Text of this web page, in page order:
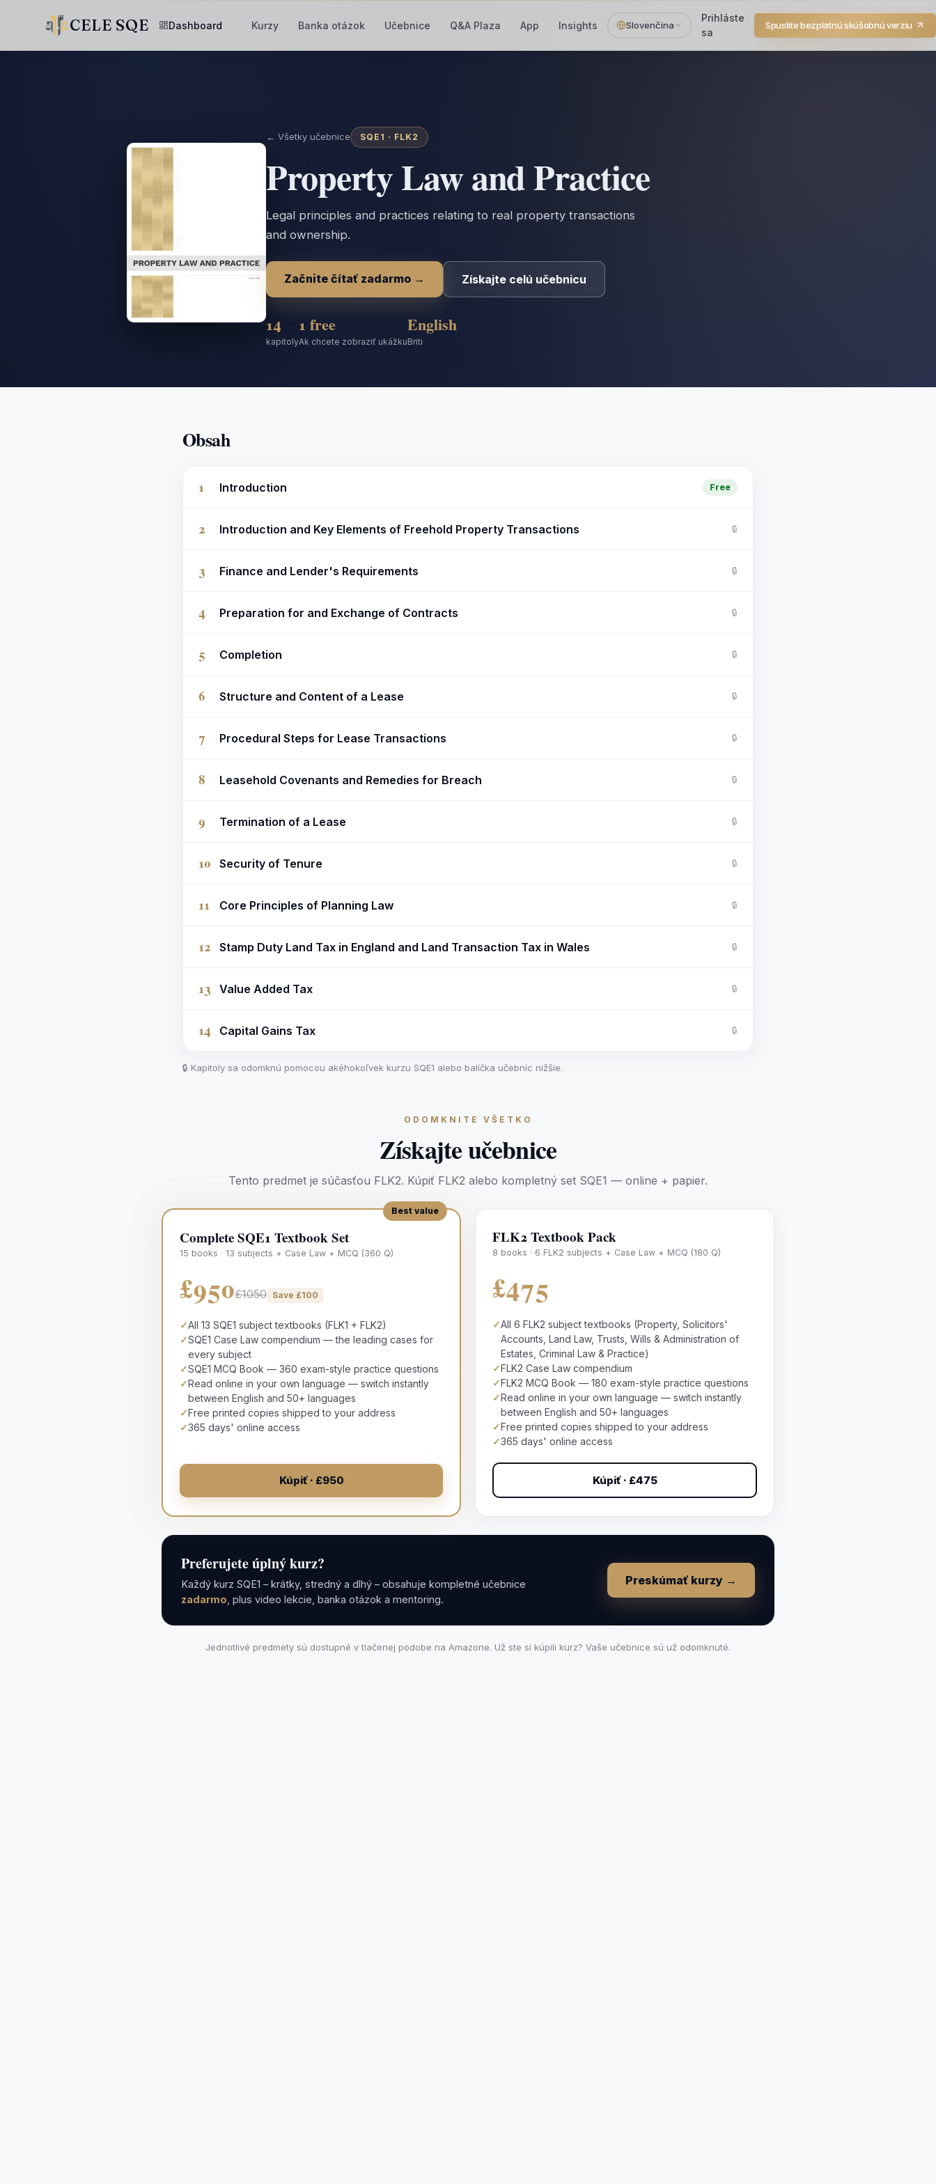
CELE SQE Dashboard Kurzy Banka otázok Učebnice Q&A Plaza App Insights Slovenčina
Prihláste
sa
Spustite bezplatnú skúšobnú verziu
← Všetky učebnice SQE1 · FLK2
Property Law and Practice
Legal principles and practices relating to real property transactions
and ownership.
Začnite čítať zadarmo → Získajte celú učebnicu
14
kapitoly
1 free
Ak chcete zobraziť ukážku
English
Briti
Obsah
1 Introduction Free
2 Introduction and Key Elements of Freehold Property Transactions 🔒
3 Finance and Lender's Requirements 🔒
4 Preparation for and Exchange of Contracts 🔒
5 Completion 🔒
6 Structure and Content of a Lease 🔒
7 Procedural Steps for Lease Transactions 🔒
8 Leasehold Covenants and Remedies for Breach 🔒
9 Termination of a Lease 🔒
10 Security of Tenure 🔒
11 Core Principles of Planning Law 🔒
12 Stamp Duty Land Tax in England and Land Transaction Tax in Wales 🔒
13 Value Added Tax 🔒
14 Capital Gains Tax 🔒
🔒 Kapitoly sa odomknú pomocou akéhokoľvek kurzu SQE1 alebo balíčka učebníc nižšie.
ODOMKNITE VŠETKO
Získajte učebnice
Tento predmet je súčasťou FLK2. Kúpiť FLK2 alebo kompletný set SQE1 — online + papier.
Best value
Complete SQE1 Textbook Set
15 books · 13 subjects + Case Law + MCQ (360 Q)
£950£1050 Save £100
✓All 13 SQE1 subject textbooks (FLK1 + FLK2)
✓SQE1 Case Law compendium — the leading cases for
every subject
✓SQE1 MCQ Book — 360 exam-style practice questions
✓Read online in your own language — switch instantly
between English and 50+ languages
✓Free printed copies shipped to your address
✓365 days' online access
Kúpiť · £950
FLK2 Textbook Pack
8 books · 6 FLK2 subjects + Case Law + MCQ (180 Q)
£475
✓All 6 FLK2 subject textbooks (Property, Solicitors'
Accounts, Land Law, Trusts, Wills & Administration of
Estates, Criminal Law & Practice)
✓FLK2 Case Law compendium
✓FLK2 MCQ Book — 180 exam-style practice questions
✓Read online in your own language — switch instantly
between English and 50+ languages
✓Free printed copies shipped to your address
✓365 days' online access
Kúpiť · £475
Preferujete úplný kurz?
Každý kurz SQE1 – krátky, stredný a dlhý – obsahuje kompletné učebnice
zadarmo , plus video lekcie, banka otázok a mentoring.
Preskúmať kurzy →
Jednotlivé predmety sú dostupné v tlačenej podobe na Amazone. Už ste si kúpili kurz? Vaše učebnice sú už odomknuté.